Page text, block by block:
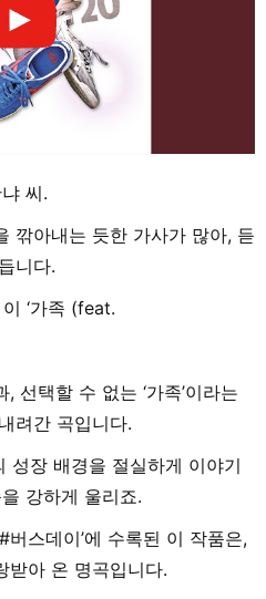
씨.
깎아내는 듯한 가사가 많아, 듣
니다.
‘가족 (feat.
선택할 수 없는 ‘가족’이라는
려간 곡입니다.
성장 배경을 절실하게 이야기
강하게 울리죠.
스데이’에 수록된 이 작품은,
받아 온 명곡입니다.